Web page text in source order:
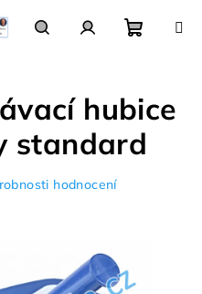
košík
hubice
standard
hodnocení